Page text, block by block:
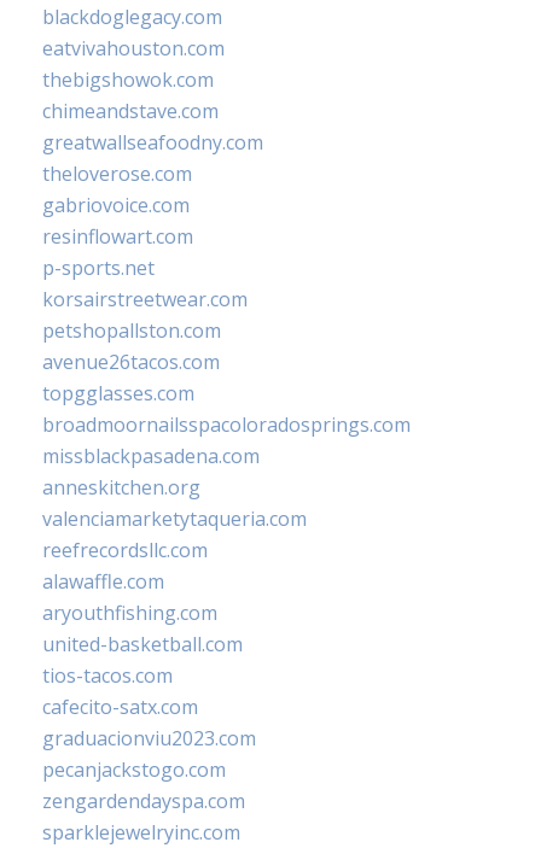
blackdoglegacy.com
eatvivahouston.com
thebigshowok.com
chimeandstave.com
greatwallseafoodny.com
theloverose.com
gabriovoice.com
resinflowart.com
p-sports.net
korsairstreetwear.com
petshopallston.com
avenue26tacos.com
topgglasses.com
broadmoornailsspacoloradosprings.com
missblackpasadena.com
anneskitchen.org
valenciamarketytaqueria.com
reefrecordsllc.com
alawaffle.com
aryouthfishing.com
united-basketball.com
tios-tacos.com
cafecito-satx.com
graduacionviu2023.com
pecanjackstogo.com
zengardendayspa.com
sparklejewelryinc.com